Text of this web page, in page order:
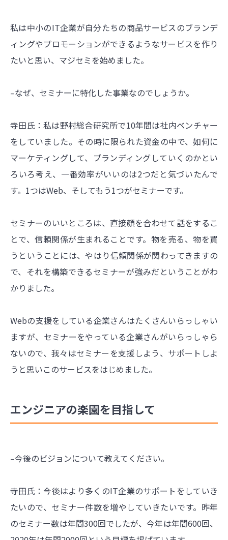
私は中小のIT企業が自分たちの商品サービスのブランデ
ィングやプロモーションができるようなサービスを作り
たいと思い、マジセミを始めました。
–なぜ、セミナーに特化した事業なのでしょうか。
寺田氏：私は野村総合研究所で10年間は社内ベンチャー
をしていました。その時に限られた資金の中で、如何に
マーケティングして、ブランディングしていくのかとい
ろいろ考え、一番効率がいいのは2つだと気づいたんで
す。1つはWeb、そしてもう1つがセミナーです。
セミナーのいいところは、直接顔を合わせて話をするこ
とで、信頼関係が生まれることです。物を売る、物を買
うということには、やはり信頼関係が関わってきますの
で、それを構築できるセミナーが強みだということがわ
かりました。
Webの支援をしている企業さんはたくさんいらっしゃい
ますが、セミナーをやっている企業さんがいらっしゃら
ないので、我々はセミナーを支援しよう、サポートしよ
うと思いこのサービスをはじめました。
エンジニアの楽園を目指して
–今後のビジョンについて教えてください。
寺田氏：今後はより多くのIT企業のサポートをしていき
たいので、セミナー件数を増やしていきたいです。昨年
のセミナー数は年間300回でしたが、今年は年間600回、